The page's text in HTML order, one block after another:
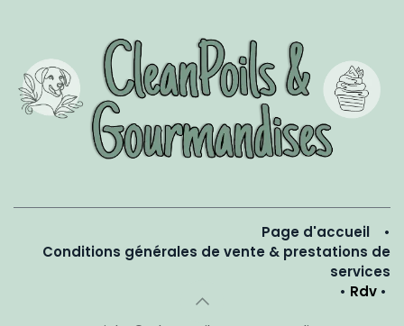
Page d'accueil
•
Conditions générales de vente & prestations de
services
• Rdv •